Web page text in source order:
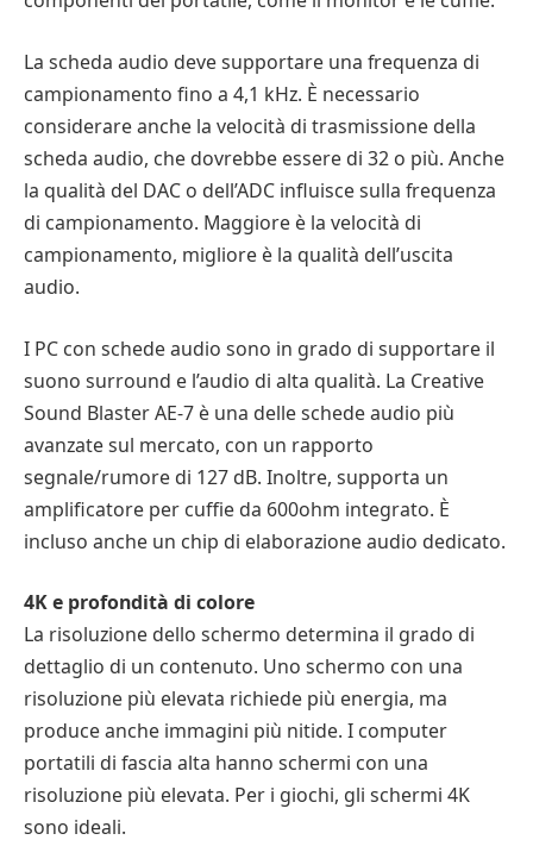
La scheda audio deve supportare una frequenza di
campionamento fino a 4,1 kHz. È necessario
considerare anche la velocità di trasmissione della
scheda audio, che dovrebbe essere di 32 o più. Anche
la qualità del DAC o dell’ADC influisce sulla frequenza
di campionamento. Maggiore è la velocità di
campionamento, migliore è la qualità dell’uscita
audio.
I PC con schede audio sono in grado di supportare il
suono surround e l’audio di alta qualità. La Creative
Sound Blaster AE-7 è una delle schede audio più
avanzate sul mercato, con un rapporto
segnale/rumore di 127 dB. Inoltre, supporta un
amplificatore per cuffie da 600ohm integrato. È
incluso anche un chip di elaborazione audio dedicato.
4K e profondità di colore
La risoluzione dello schermo determina il grado di
dettaglio di un contenuto. Uno schermo con una
risoluzione più elevata richiede più energia, ma
produce anche immagini più nitide. I computer
portatili di fascia alta hanno schermi con una
risoluzione più elevata. Per i giochi, gli schermi 4K
sono ideali.